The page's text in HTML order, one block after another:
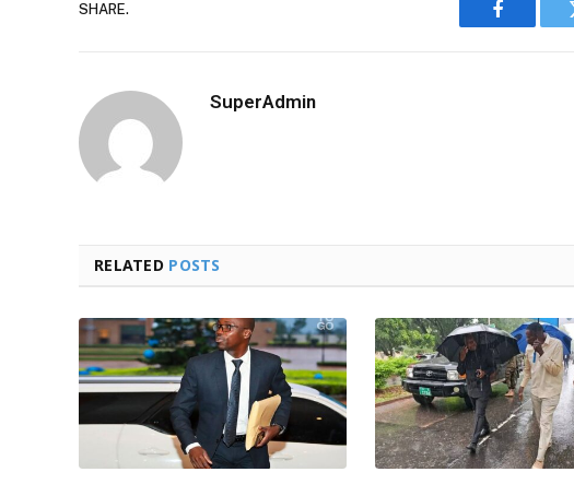
SHARE.
Facebook
SuperAdmin
RELATED POSTS